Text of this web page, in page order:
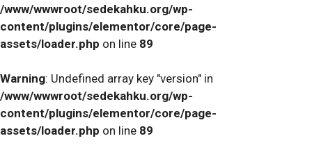
/www/wwwroot/sedekahku.org/wp-
content/plugins/elementor/core/page-
assets/loader.php on line 89
Warning: Undefined array key "version" in
/www/wwwroot/sedekahku.org/wp-
content/plugins/elementor/core/page-
assets/loader.php on line 89